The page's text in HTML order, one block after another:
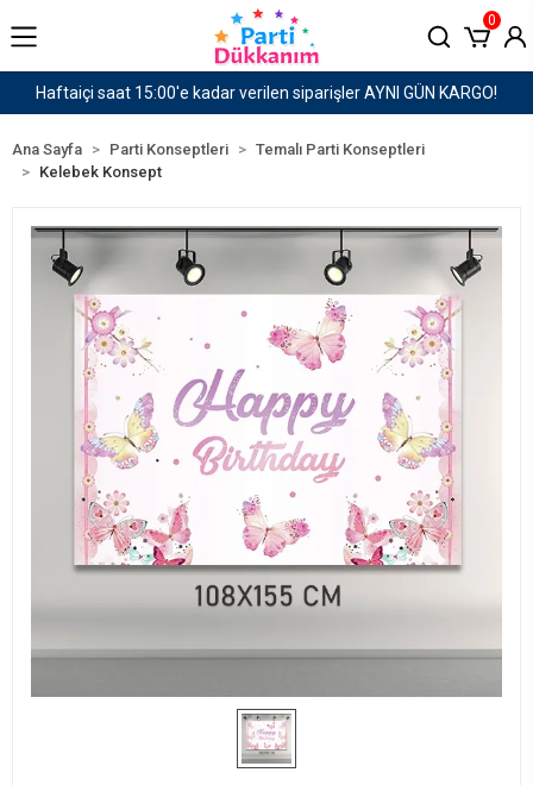
siparişler AYNI GÜN KARGO! 1500 TL ve
0
Ana Sayfa Parti Konseptleri
Temalı Parti Konseptleri
Kelebek Konsept